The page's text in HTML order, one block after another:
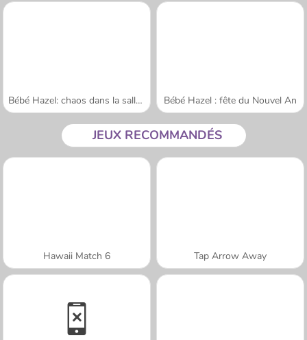
Bébé Hazel: chaos dans la salle de bains Bébé Hazel : fête du Nouvel An
JEUX RECOMMANDÉS
Hawaii Match 6 Tap Arrow Away